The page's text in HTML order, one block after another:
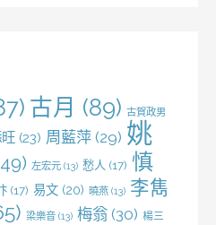
古月 (89) 古賀政男
(23) 周藍萍 (29) 姚
左宏元 (13) 愁人 (17) 慎
(17) 易文 (20) 曉燕 (13) 李雋
梁樂音 (13) 梅翁 (30) 楊三